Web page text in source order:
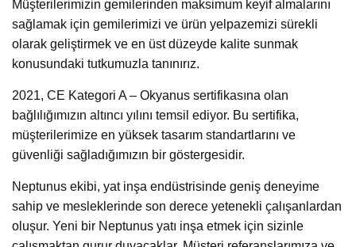
Müşterilerimizin gemilerinden maksimum keyif almalarını
sağlamak için gemilerimizi ve ürün yelpazemizi sürekli
olarak geliştirmek ve en üst düzeyde kalite sunmak
konusundaki tutkumuzla tanınırız.
2021, CE Kategori A – Okyanus sertifikasına olan
bağlılığımızın altıncı yılını temsil ediyor. Bu sertifika,
müşterilerimize en yüksek tasarım standartlarını ve
güvenliği sağladığımızın bir göstergesidir.
Neptunus ekibi, yat inşa endüstrisinde geniş deneyime
sahip ve mesleklerinde son derece yetenekli çalışanlardan
oluşur. Yeni bir Neptunus yatı inşa etmek için sizinle